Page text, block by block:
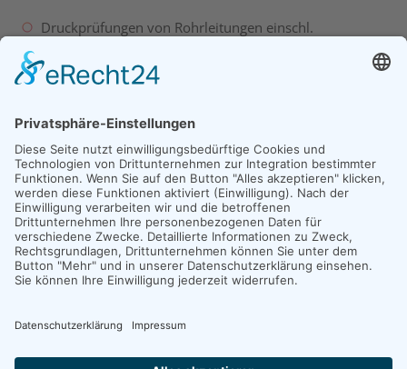
Druckprüfungen von Rohrleitungen einschl.
Aufzeichnung des Druckverlaufes mittels Datenlogger
Überprüfung von Schweißnähten mittels
Funkenprüfmethode
Überprüfung von leitfähigem Material mittels
Widerstandsprüfung